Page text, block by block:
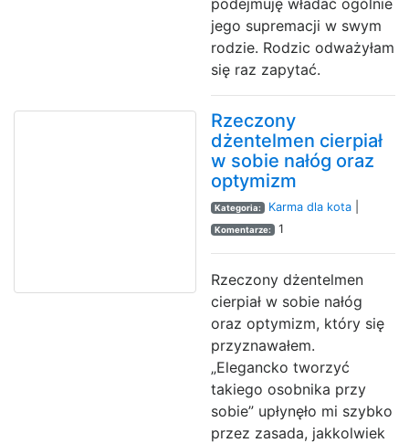
podejmuję władać ogólnie
jego supremacji w swym
rodzie. Rodzic odważyłam
się raz zapytać.
Rzeczony
dżentelmen cierpiał
w sobie nałóg oraz
optymizm
Kategoria: Karma dla kota|
Komentarze: 1
Rzeczony dżentelmen
cierpiał w sobie nałóg
oraz optymizm, który się
przyznawałem.
„Elegancko tworzyć
takiego osobnika przy
sobie” upłynęło mi szybko
przez zasada, jakkolwiek